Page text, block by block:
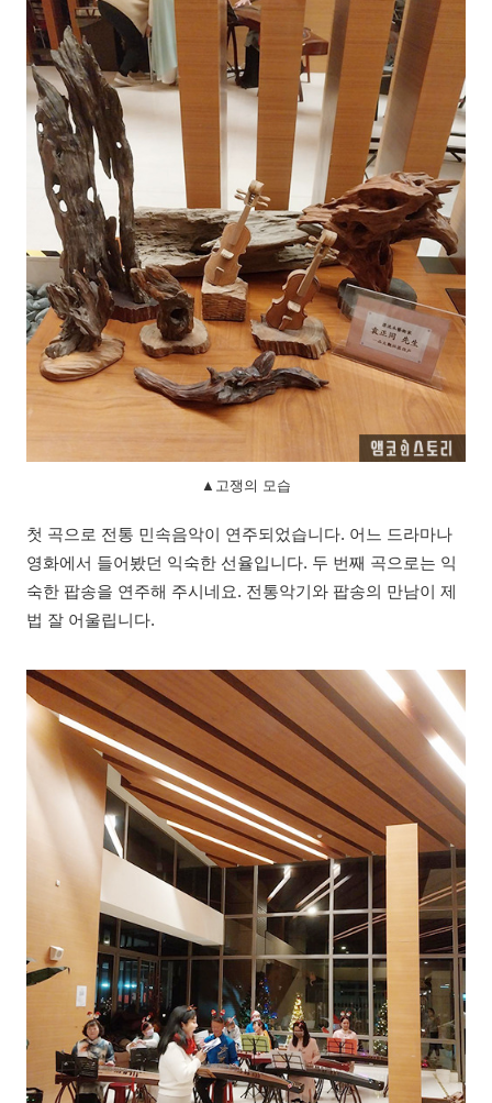
▲고쟁의 모습
첫 곡으로 전통 민속음악이 연주되었습니다. 어느 드라마나
영화에서 들어봤던 익숙한 선율입니다. 두 번째 곡으로는 익
숙한 팝송을 연주해 주시네요. 전통악기와 팝송의 만남이 제
법 잘 어울립니다.